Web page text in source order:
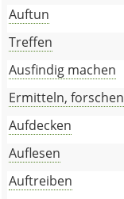
Auftun
Treffen
Ausfindig machen
Ermitteln, forschen
Aufdecken
Auflesen
Auftreiben